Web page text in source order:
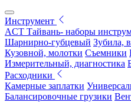
Инструмент
ACT Тайвань- наборы
Шарнирно-губцевый Зубила,
Кузовной, молотки Съемники
Измерительный, диагностика
Расходники
Камерные заплатки
Балансировочные грузики